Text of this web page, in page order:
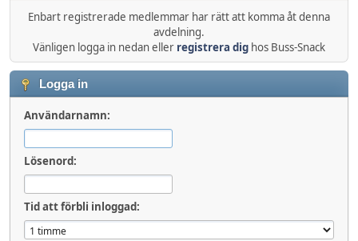
Enbart registrerade medlemmar har rätt att komma åt denna
avdelning.
Vänligen logga in nedan eller registrera dig hos Buss-Snack
Logga in
Användarnamn:
Lösenord:
Tid att förbli inloggad: